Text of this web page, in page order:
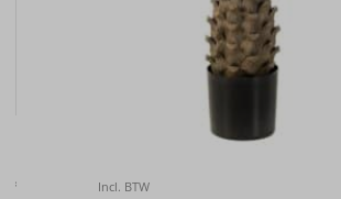
Kunstplant Palm UV 150cm
€ Incl. BTW